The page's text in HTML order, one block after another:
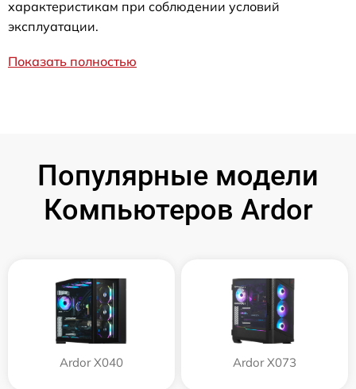
характеристикам при соблюдении условий
эксплуатации.
Показать полностью
Популярные модели
Компьютеров Ardor
Ardor X040 Ardor X073